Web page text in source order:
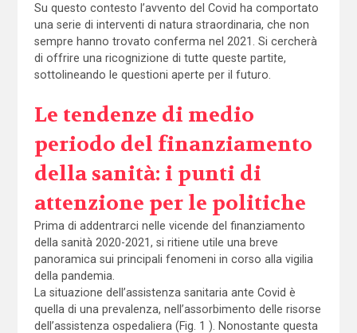
Su questo contesto l’avvento del Covid ha comportato
una serie di interventi di natura straordinaria, che non
sempre hanno trovato conferma nel 2021. Si cercherà
di offrire una ricognizione di tutte queste partite,
sottolineando le questioni aperte per il futuro.
Le tendenze di medio
periodo del finanziamento
della sanità: i punti di
attenzione per le politiche
Prima di addentrarci nelle vicende del finanziamento
della sanità 2020-2021, si ritiene utile una breve
panoramica sui principali fenomeni in corso alla vigilia
della pandemia.
La situazione dell’assistenza sanitaria ante Covid è
quella di una prevalenza, nell’assorbimento delle risorse
dell’assistenza ospedaliera (Fig. 1 ). Nonostante questa